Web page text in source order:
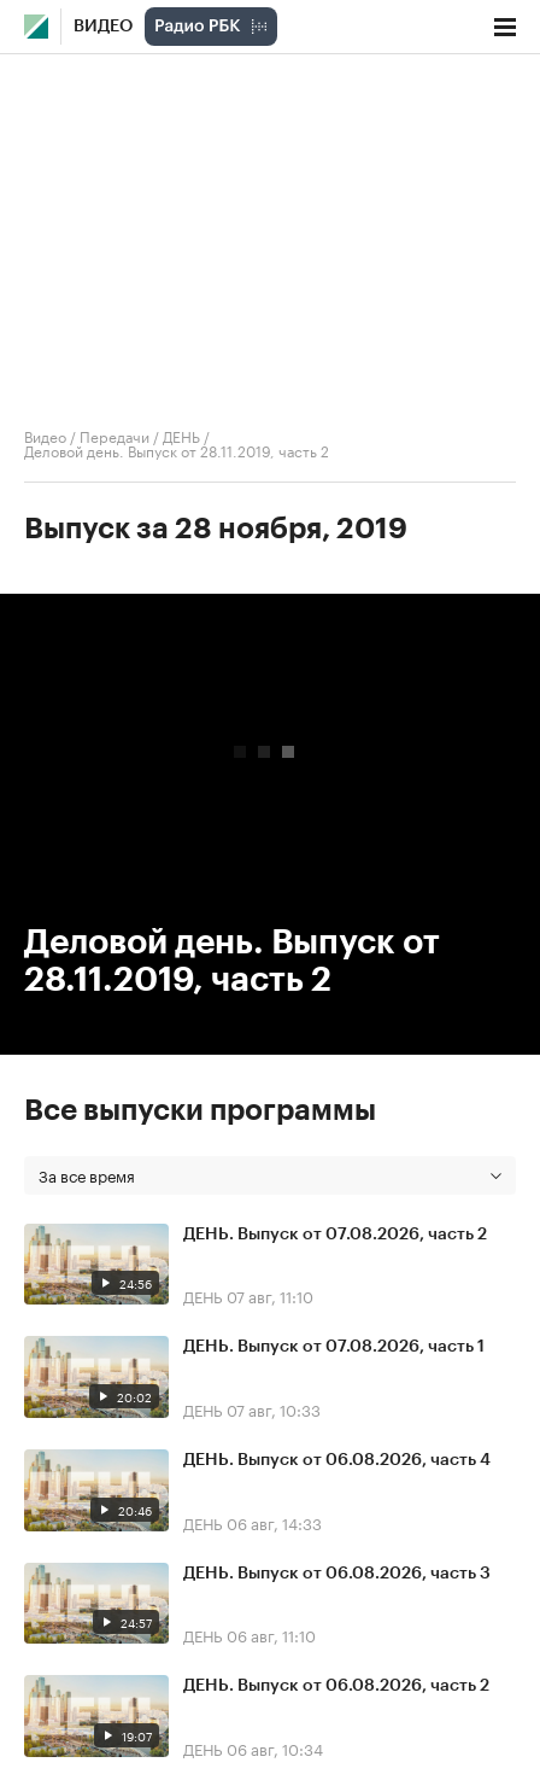
ВИДЕО
Видео / Передачи / ДЕНЬ /
Деловой день. Выпуск от 28.11.2019, часть 2
Выпуск за 28 ноября, 2019
Деловой день. Выпуск от
28.11.2019, часть 2
Все выпуски программы
За все время
24:56
ДЕНЬ. Выпуск от 07.08.2026, часть 2
ДЕНЬ 07 авг, 11:10
20:02
ДЕНЬ. Выпуск от 07.08.2026, часть 1
ДЕНЬ 07 авг, 10:33
20:46
ДЕНЬ. Выпуск от 06.08.2026, часть 4
ДЕНЬ 06 авг, 14:33
24:57
ДЕНЬ. Выпуск от 06.08.2026, часть 3
ДЕНЬ 06 авг, 11:10
19:07
ДЕНЬ. Выпуск от 06.08.2026, часть 2
ДЕНЬ 06 авг, 10:34